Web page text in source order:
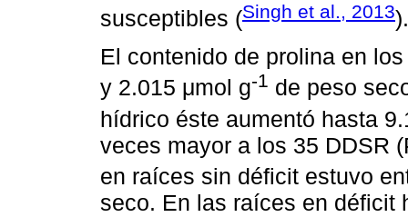
susceptibles (Singh et al., 2013).
El contenido de prolina en
y 2.015 μmol g-1 de peso
hídrico éste aumentó hasta
veces mayor a los 35 DDSR
en raíces sin déficit estuvo
seco. En las raíces en déficit